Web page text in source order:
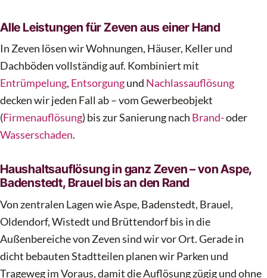
Alle Leistungen für Zeven aus einer Hand
In Zeven lösen wir Wohnungen, Häuser, Keller und
Dachböden vollständig auf. Kombiniert mit
Entrümpelung, Entsorgungund Nachlassauflösung
decken wir jeden Fall ab – vom Gewerbeobjekt
(Firmenauflösung) bis zur Sanierung nach Brand-oder
Wasserschaden.
Haushaltsauflösung in ganz Zeven – von Aspe,
Badenstedt, Brauel bis an den Rand
Von zentralen Lagen wie Aspe, Badenstedt, Brauel,
Oldendorf, Wistedt und Brüttendorf bis in die
Außenbereiche von Zeven sind wir vor Ort. Gerade in
dicht bebauten Stadtteilen planen wir Parken und
Trageweg im Voraus, damit die Auflösung zügig und ohne